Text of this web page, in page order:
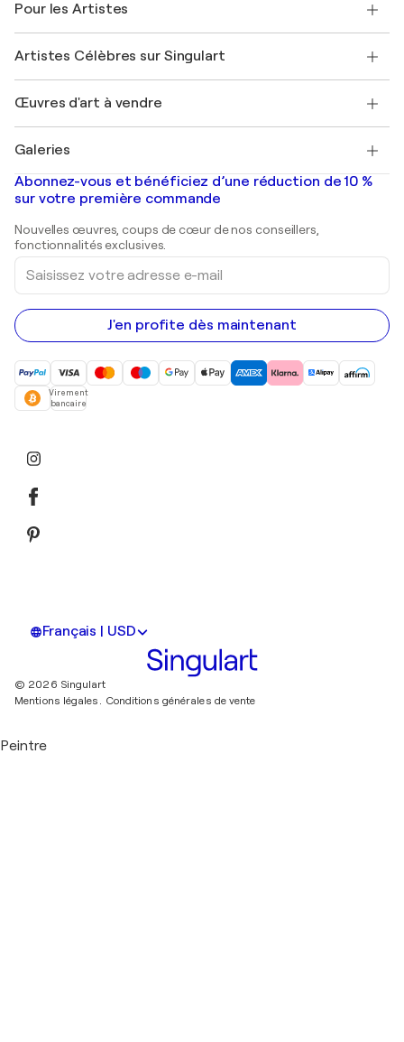
Offrir une carte cadeau
Rejoignez notre programme commercial
Mon compte
+33 1 76 44 06 42
FAQ
Magazine Singulart
Emplois
Découvrez une sélection d'art original
Pour les Artistes
Se connecter en tant qu'Artiste
Artistes Célèbres sur Singulart
Marc Chagall
Banksy
Mr. Brainwash
Shepard Fairey
Œuvres d'art à vendre
Tableaux abstraits à vendre
Peintures de paysage
Estampes
Peintures acryliques
Galeries
Galeries d'art en France
Galeries d'art en Belgique
Abonnez-vous et bénéficiez d’une réduction de 10 %
sur votre première commande
Nouvelles œuvres, coups de cœur de nos conseillers,
fonctionnalités exclusives.
Saisissez
votre
adresse
e-
mail
J'en profite dès maintenant
Virement
bancaire
Français | USD
© 2026 Singulart
Mentions légales. Conditions générales de vente
Peintre